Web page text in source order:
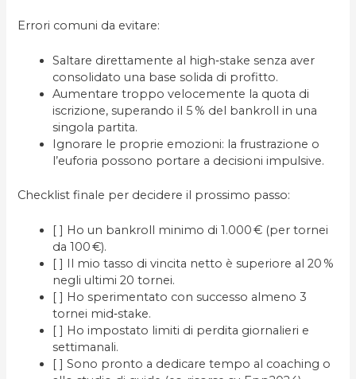
Errori comuni da evitare:
Saltare direttamente al high‑stake senza aver
consolidato una base solida di profitto.
Aumentare troppo velocemente la quota di
iscrizione, superando il 5 % del bankroll in una
singola partita.
Ignorare le proprie emozioni: la frustrazione o
l’euforia possono portare a decisioni impulsive.
Checklist finale per decidere il prossimo passo:
[ ] Ho un bankroll minimo di 1.000 € (per tornei
da 100 €).
[ ] Il mio tasso di vincita netto è superiore al 20 %
negli ultimi 20 tornei.
[ ] Ho sperimentato con successo almeno 3
tornei mid‑stake.
[ ] Ho impostato limiti di perdita giornalieri e
settimanali.
[ ] Sono pronto a dedicare tempo al coaching o